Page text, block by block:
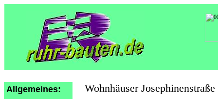
Allgemeines: Wohnhäuser Josephinenstraße